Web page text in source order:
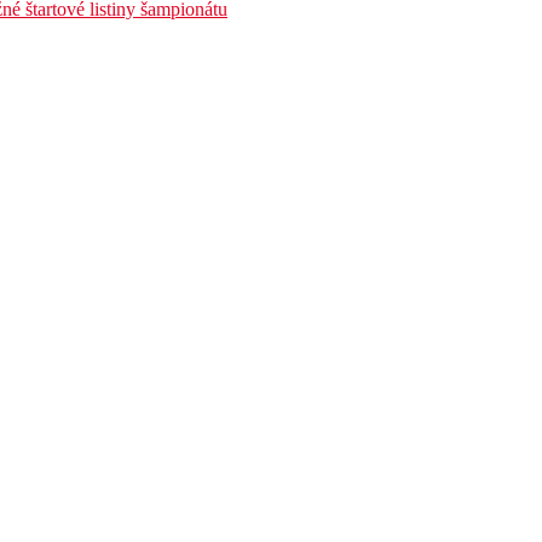
štartové listiny šampionátu